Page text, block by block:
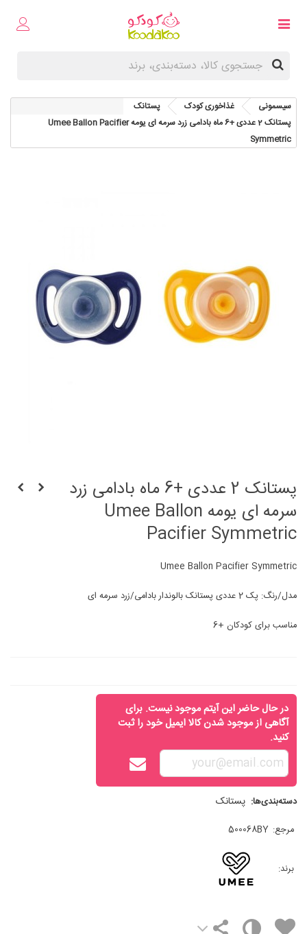
سیسمونی غذاخوری کودک
پستانک
پستانک 2 عددی +6 ماه بادامی زرد سرمه ای یومه Umee Ballon Pacifier
Symmetric
پستانک 2 عددی +6 ماه بادامی زرد
سرمه ای یومه Umee Ballon
Pacifier Symmetric
Umee Ballon Pacifier Symmetric
مدل/رنگ: پک 2 عددی پستانک بالوندار بادامی/زرد سرمه ای
مناسب برای کودکان +6
در حال حاضر این آیتم موجود نیست. برای
آگاهی از موجود شدن کالا ایمیل خود را ثبت
کنید.
دسته‌بندی‌ها: پستانک
مرجع: 500068BY
برند: